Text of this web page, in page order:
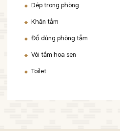
Dép trong phòng
Khăn tắm
Đồ dùng phòng tắm
Vòi tắm hoa sen
Toilet